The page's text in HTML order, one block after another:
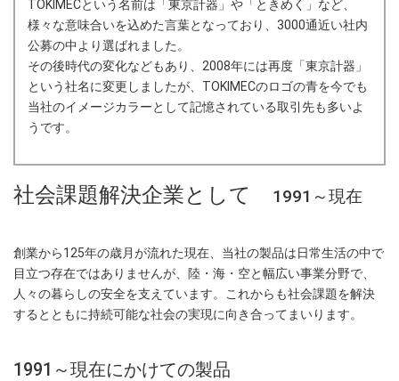
TOKIMECという名前は「東京計器」や「ときめく」など、
様々な意味合いを込めた言葉となっており、3000通近い社内
公募の中より選ばれました。
その後時代の変化などもあり、2008年には再度「東京計器」
という社名に変更しましたが、TOKIMECのロゴの青を今でも
当社のイメージカラーとして記憶されている取引先も多いよ
うです。
社会課題解決企業として 1991～現在
創業から125年の歳月が流れた現在、当社の製品は日常生活の中で
目立つ存在ではありませんが、陸・海・空と幅広い事業分野で、
人々の暮らしの安全を支えています。これからも社会課題を解決
するとともに持続可能な社会の実現に向き合ってまいります。
1991～現在にかけての製品